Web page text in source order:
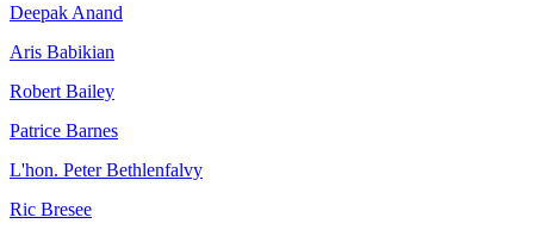
Deepak Anand
Aris Babikian
Robert Bailey
Patrice Barnes
L'hon. Peter Bethlenfalvy
Ric Bresee